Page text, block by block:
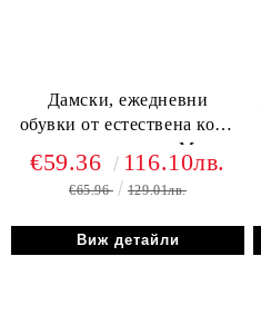
Дамски, ежедневни
обувки от естествена кожа
в черно-златисто - Модел
Ангела.
€59.36 116.10лв.
€65.96 129.01лв.
Виж детайли